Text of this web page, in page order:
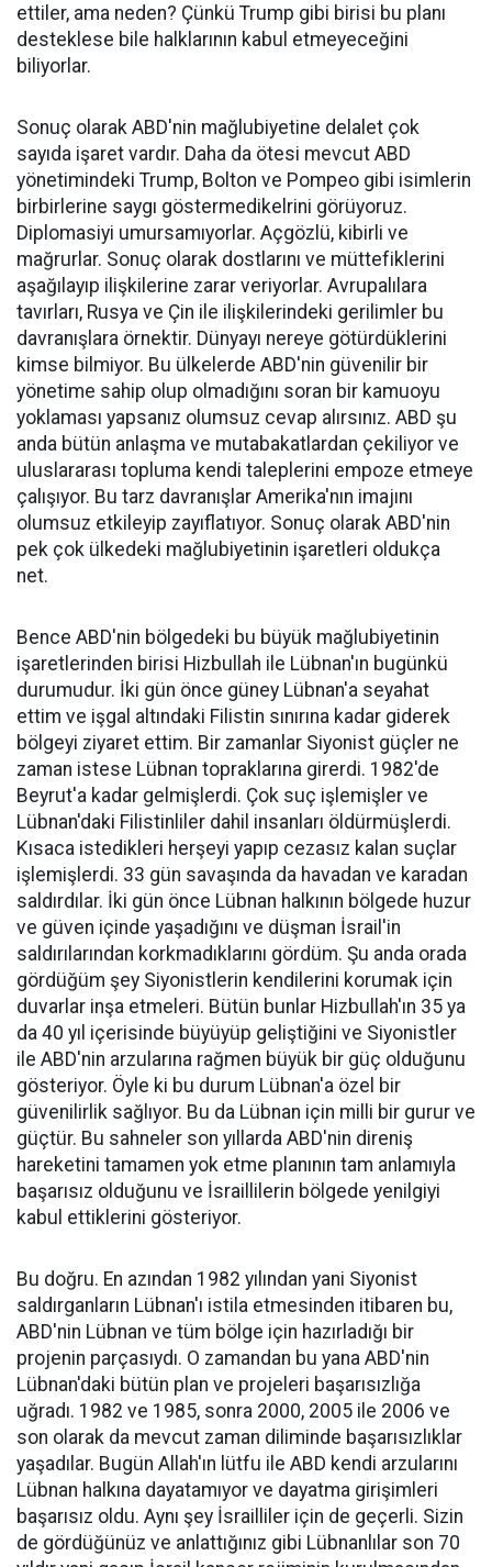
ettiler, ama neden? Çünkü Trump gibi birisi bu planı
desteklese bile halklarının kabul etmeyeceğini
biliyorlar.
Sonuç olarak ABD'nin mağlubiyetine delalet çok
sayıda işaret vardır. Daha da ötesi mevcut ABD
yönetimindeki Trump, Bolton ve Pompeo gibi isimlerin
birbirlerine saygı göstermedikelrini görüyoruz.
Diplomasiyi umursamıyorlar. Açgözlü, kibirli ve
mağrurlar. Sonuç olarak dostlarını ve müttefiklerini
aşağılayıp ilişkilerine zarar veriyorlar. Avrupalılara
tavırları, Rusya ve Çin ile ilişkilerindeki gerilimler bu
davranışlara örnektir. Dünyayı nereye götürdüklerini
kimse bilmiyor. Bu ülkelerde ABD'nin güvenilir bir
yönetime sahip olup olmadığını soran bir kamuoyu
yoklaması yapsanız olumsuz cevap alırsınız. ABD şu
anda bütün anlaşma ve mutabakatlardan çekiliyor ve
uluslararası topluma kendi taleplerini empoze etmeye
çalışıyor. Bu tarz davranışlar Amerika'nın imajını
olumsuz etkileyip zayıflatıyor. Sonuç olarak ABD'nin
pek çok ülkedeki mağlubiyetinin işaretleri oldukça
net.
Bence ABD'nin bölgedeki bu büyük mağlubiyetinin
işaretlerinden birisi Hizbullah ile Lübnan'ın bugünkü
durumudur. İki gün önce güney Lübnan'a seyahat
ettim ve işgal altındaki Filistin sınırına kadar giderek
bölgeyi ziyaret ettim. Bir zamanlar Siyonist güçler ne
zaman istese Lübnan topraklarına girerdi. 1982'de
Beyrut'a kadar gelmişlerdi. Çok suç işlemişler ve
Lübnan'daki Filistinliler dahil insanları öldürmüşlerdi.
Kısaca istedikleri herşeyi yapıp cezasız kalan suçlar
işlemişlerdi. 33 gün savaşında da havadan ve karadan
saldırdılar. İki gün önce Lübnan halkının bölgede huzur
ve güven içinde yaşadığını ve düşman İsrail'in
saldırılarından korkmadıklarını gördüm. Şu anda orada
gördüğüm şey Siyonistlerin kendilerini korumak için
duvarlar inşa etmeleri. Bütün bunlar Hizbullah'ın 35 ya
da 40 yıl içerisinde büyüyüp geliştiğini ve Siyonistler
ile ABD'nin arzularına rağmen büyük bir güç olduğunu
gösteriyor. Öyle ki bu durum Lübnan'a özel bir
güvenilirlik sağlıyor. Bu da Lübnan için milli bir gurur ve
güçtür. Bu sahneler son yıllarda ABD'nin direniş
hareketini tamamen yok etme planının tam anlamıyla
başarısız olduğunu ve İsraillilerin bölgede yenilgiyi
kabul ettiklerini gösteriyor.
Bu doğru. En azından 1982 yılından yani Siyonist
saldırganların Lübnan'ı istila etmesinden itibaren bu,
ABD'nin Lübnan ve tüm bölge için hazırladığı bir
projenin parçasıydı. O zamandan bu yana ABD'nin
Lübnan'daki bütün plan ve projeleri başarısızlığa
uğradı. 1982 ve 1985, sonra 2000, 2005 ile 2006 ve
son olarak da mevcut zaman diliminde başarısızlıklar
yaşadılar. Bugün Allah'ın lütfu ile ABD kendi arzularını
Lübnan halkına dayatamıyor ve dayatma girişimleri
başarısız oldu. Aynı şey İsrailliler için de geçerli. Sizin
de gördüğünüz ve anlattığınız gibi Lübnanlılar son 70